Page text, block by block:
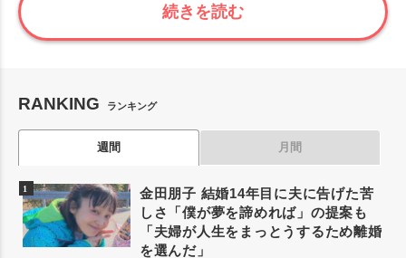
続きを読む
RANKING ランキング
週間 月間
金田朋子 結婚14年目に夫に告げた苦
しさ「僕が夢を諦めれば」の提案も
「夫婦が人生をまっとうするため離婚
を選んだ」